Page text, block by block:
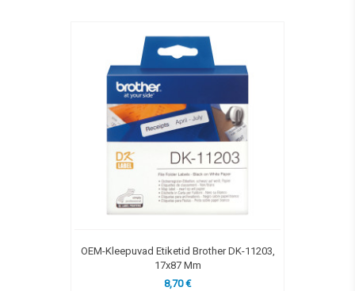
OEM-Kleepuvad Etiketid Brother DK-11203,
17x87 Mm
8,70 €